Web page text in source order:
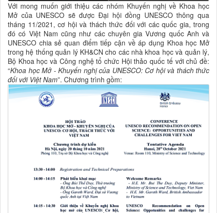
Với mong muốn giới thiệu các nhóm Khuyến nghị về Khoa học
Mở của UNESCO sẽ được Đại hội đồng UNESCO thông qua
tháng 11/2021, cơ hội và thách thức đối với các quốc gia, trong
đó có Việt Nam cũng như các chuyên gia Vương quốc Anh và
UNESCO chia sẻ quan điểm tiếp cận về áp dụng Khoa học Mở
trong hệ thống quản lý KH&CN cho các nhà khoa học và quản lý,
Bộ Khoa học và Công nghệ tổ chức Hội thảo quốc tế với chủ đề:
“Khoa học Mở - Khuyến nghịcủa UNESCO: Cơ hội và thách thức
đối với Việt Nam”. Chương trình gồm: